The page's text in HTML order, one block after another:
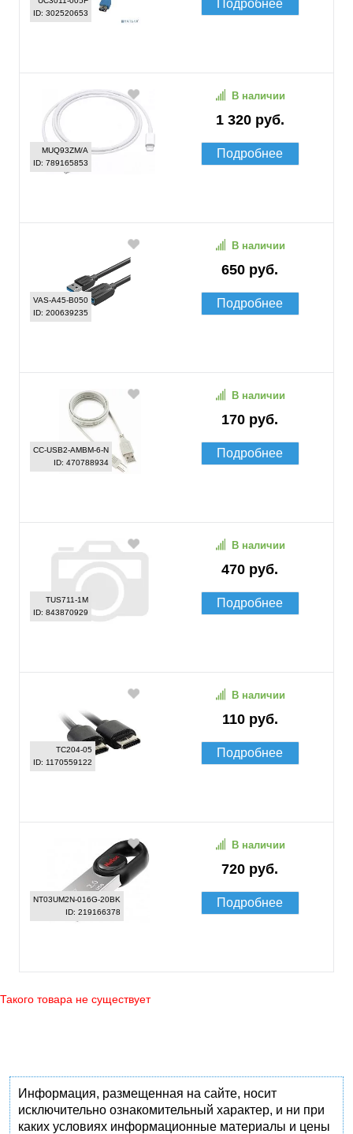
ID: 302520653
Подробнее
MUQ93ZM/A
ID: 789165853
1 320 руб.
В наличии
Подробнее
VAS-A45-B050
ID: 200639235
650 руб.
В наличии
Подробнее
CC-USB2-AMBM-6-N
ID: 470788934
170 руб.
В наличии
Подробнее
TUS711-1M
ID: 843870929
470 руб.
В наличии
Подробнее
TC204-05
ID: 1170559122
110 руб.
В наличии
Подробнее
NT03UM2N-016G-20BK
ID: 219166378
720 руб.
В наличии
Подробнее
Такого товара не существует
Информация, размещенная на сайте, носит
исключительно ознакомительный характер, и ни при
каких условиях информационные материалы и цены